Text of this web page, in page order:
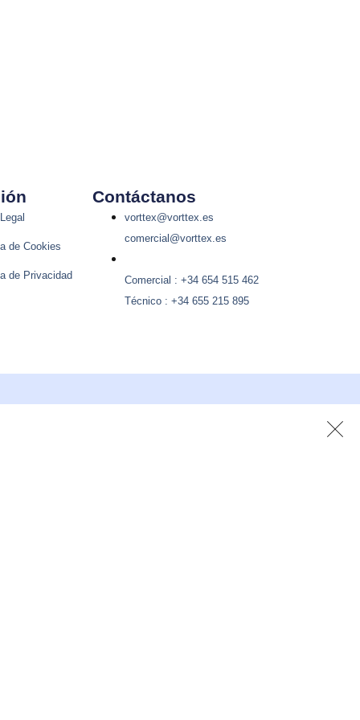
de Cookies
de Privacidad
Contáctanos
vorttex@vorttex.es
comercial@vorttex.es
Comercial : +34 654 515 462
Técnico : +34 655 215 895